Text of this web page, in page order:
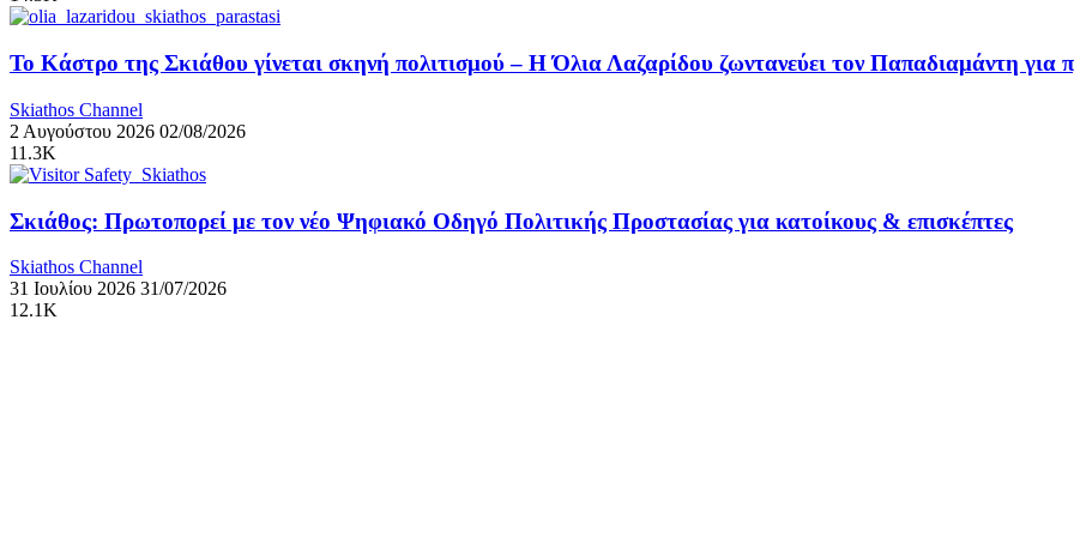
Το Κάστρο της Σκιάθου γίνεται σκηνή πολιτισμού – Η Όλια Λαζαρίδου ζωντανεύει τον Παπαδιαμάντη για
Skiathos Channel
2 Αυγούστου 2026 02/08/2026
11.3K
Σκιάθος: Πρωτοπορεί με τον νέο Ψηφιακό Οδηγό Πολιτικής Προστασίας για κατοίκους & επισκέπτες
Skiathos Channel
31 Ιουλίου 2026 31/07/2026
12.1K